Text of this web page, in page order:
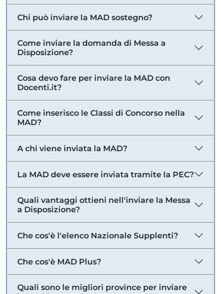
Chi può inviare la MAD sostegno?
Come inviare la domanda di Messa a
Disposizione?
Cosa devo fare per inviare la MAD con
Docenti.it?
Come inserisco le Classi di Concorso nella
MAD?
A chi viene inviata la MAD?
La MAD deve essere inviata tramite la PEC?
Quali vantaggi ottieni nell'inviare la Messa
a Disposizione?
Che cos'è l'elenco Nazionale Supplenti?
Che cos'è MAD Plus?
Quali sono le migliori province per inviare